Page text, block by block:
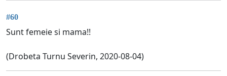
#60
Sunt femeie si mama!!
(Drobeta Turnu Severin, 2020-08-04)